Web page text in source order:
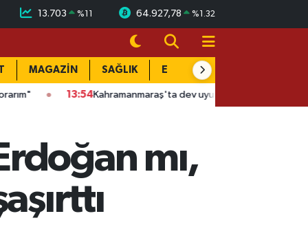
13.703 %11 64.927,78 %1.32
MAGAZİN SAĞLIK EĞİTİM
13:54Kahramanmaraş'ta dev uyuşturucu operasyonu: 6 kişi
mı,